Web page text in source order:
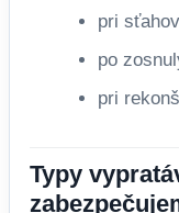
pri
po
pri
Typy